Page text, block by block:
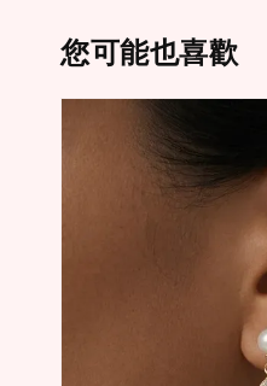
您可能也喜歡